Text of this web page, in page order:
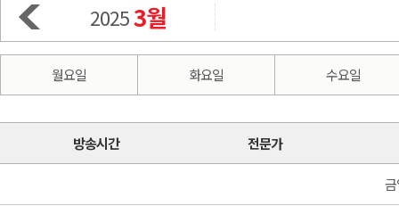
20253월
월요일 화요일 수요일
방송시간 전문가